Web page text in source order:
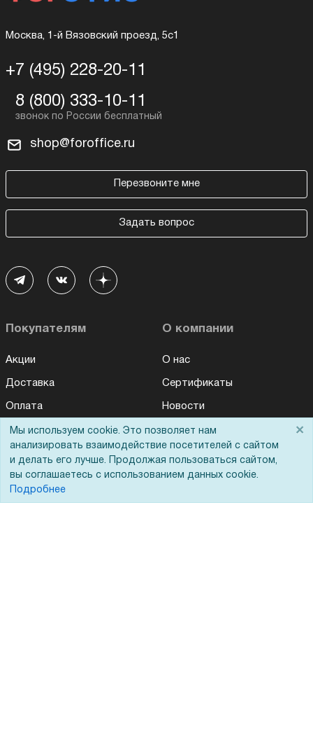
Москва, 1-й Вязовский проезд, 5с1
+7 (495) 228-20-11
8 (800) 333-10-11
shop@foroffice.ru
Перезвоните мне
Задать вопрос
Покупателям
Акции
Доставка
Оплата
Для дилеров
Кредитование
О компании
О нас
Сертификаты
Новости
Статьи
Демопоказ
Мы используем cookie. Это позволяет нам
анализировать взаимодействие посетителей с сайтом
и делать его лучше. Продолжая пользоваться сайтом,
вы соглашаетесь с использованием данных cookie.
Подробнее
×